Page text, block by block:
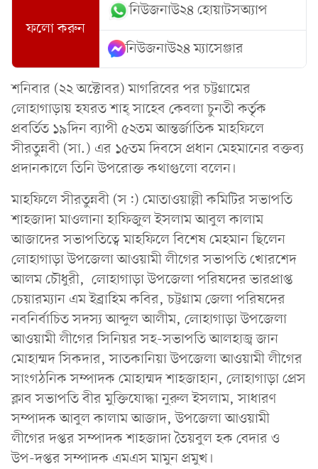
ফলো করুন
নিউজনাউ২৪ হোয়াটসঅ্যাপ
নিউজনাউ২৪ ম্যাসেঞ্জার
শনিবার (২২ অক্টোবর) মাগরিবের পর চট্টগ্রামের
লোহাগাড়ায় হযরত শাহ্ সাহেব কেবলা চুনতী কর্তৃক
প্রবর্তিত ১৯দিন ব্যাপী ৫২তম আন্তর্জাতিক মাহফিলে
সীরতুন্নবী (সা.) এর ১৫তম দিবসে প্রধান মেহমানের বক্তব্য
প্রদানকালে তিনি উপরোক্ত কথাগুলো বলেন।
মাহফিলে সীরতুন্নবী (স:) মোতাওয়াল্লী কমিটির সভাপতি
শাহজাদা মাওলানা হাফিজুল ইসলাম আবুল কালাম
আজাদের সভাপতিত্বে মাহফিলে বিশেষ মেহমান ছিলেন
লোহাগাড়া উপজেলা আওয়ামী লীগের সভাপতি খোরশেদ
আলম চৌধুরী, লোহাগাড়া উপজেলা পরিষদের ভারপ্রাপ্ত
চেয়ারম্যান এম ইব্রাহিম কবির, চট্টগ্রাম জেলা পরিষদের
নবনির্বাচিত সদস্য আব্দুল আলীম, লোহাগাড়া উপজেলা
আওয়ামী লীগের সিনিয়র সহ-সভাপতি আলহাজ্ব জান
মোহাম্মদ সিকদার, সাতকানিয়া উপজেলা আওয়ামী লীগের
সাংগঠনিক সম্পাদক মোহাম্মদ শাহজাহান, লোহাগাড়া প্রেস
ক্লাব সভাপতি বীর মুক্তিযোদ্ধা নুরুল ইসলাম, সাধারণ
সম্পাদক আবুল কালাম আজাদ, উপজেলা আওয়ামী
লীগের দপ্তর সম্পাদক শাহজাদা তৈয়বুল হক বেদার ও
উপ-দপ্তর সম্পাদক এমএস মামুন প্রমুখ।